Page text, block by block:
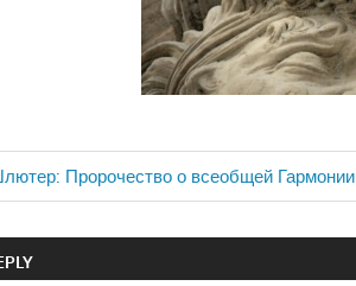
Пророчество о всеобщей Гармонии